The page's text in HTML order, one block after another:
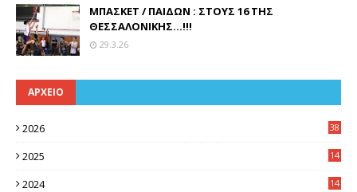
ΜΠΑΣΚΕΤ / ΠΑΙΔΩΝ : ΣΤΟΥΣ 16 ΤΗΣ
ΘΕΣΣΑΛΟΝΙΚΗΣ...!!!
29.3.26
ΑΡΧΕΙΟ
2026 38
2025
14
2024
14